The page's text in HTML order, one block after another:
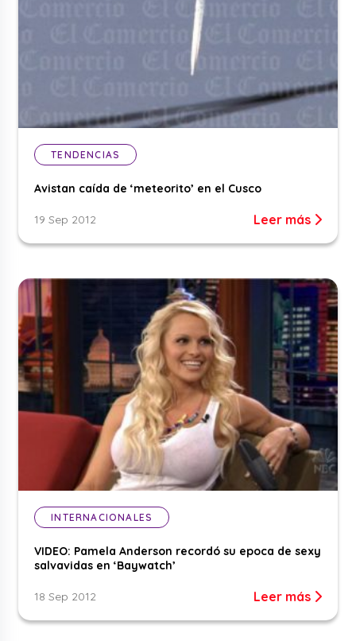
TENDENCIAS
Avistan caída de ‘meteorito’ en el Cusco
19 Sep 2012 Leer más
INTERNACIONALES
VIDEO: Pamela Anderson recordó su epoca de sexy
salvavidas en ‘Baywatch’
18 Sep 2012 Leer más